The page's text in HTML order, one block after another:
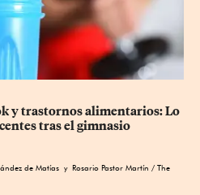
y trastornos alimentarios: Lo
tras el gimnasio
de Matías y Rosario Pastor Martín / The